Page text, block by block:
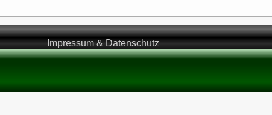
Impressum & Datenschutz